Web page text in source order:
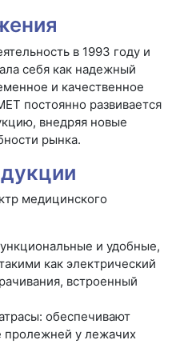
в 1993 году и
себя как надежный
и качественное
постоянно развивается
внедряя новые
рынка.
медицинского
и удобные,
как электрический
встроенный
обеспечивают
пролежней у лежачих